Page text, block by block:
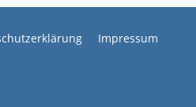
Impressum